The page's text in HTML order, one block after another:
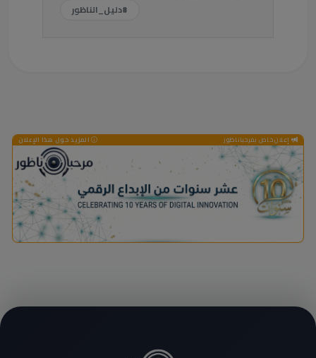
#دليل_الناظور
إعلان خاص بمرحباناظور المزيد حول هذا الإعلان